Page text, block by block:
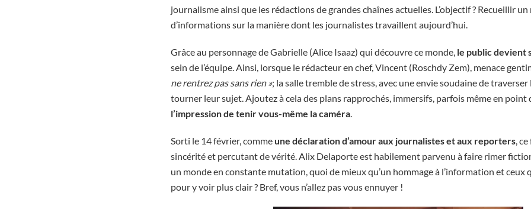
journalisme ainsi que les rédactions de grandes chaînes actuelles. L’objectif ? Recueillir
d’informations sur la manière dont les journalistes travaillent aujourd’hui.
Grâce au personnage de Gabrielle (Alice Isaaz) qui découvre ce monde, le public devient
sein de l’équipe. Ainsi, lorsque le rédacteur en chef, Vincent (Roschdy Zem), menace
ne rentrez pas sans rien »; la salle tremble de stress, avec une envie soudaine de traverser
tourner leur sujet. Ajoutez à cela des plans rapprochés, immersifs, parfois même en point
l’impression de tenir vous-même la caméra.
Sorti le 14 février, comme une déclaration d’amour aux journalistes et aux reporters,
sincérité et percutant de vérité. Alix Delaporte est habilement parvenu à faire rimer
un monde en constante mutation, quoi de mieux qu’un hommage à l’information et
pour y voir plus clair ? Bref, vous n’allez pas vous ennuyer !